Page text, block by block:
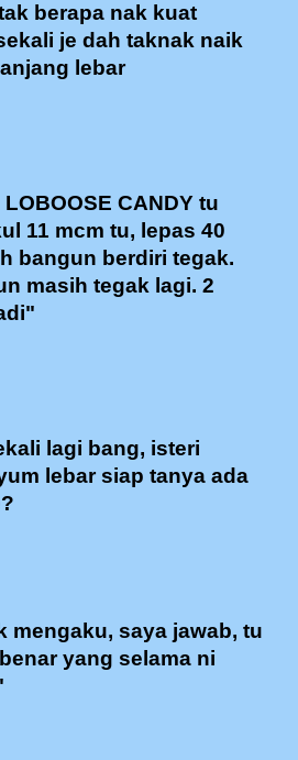
berapa nak kuat
je dah taknak naik
lebar
CANDY tu
11 mcm tu, lepas 40
bangun berdiri tegak.
masih tegak lagi. 2
lagi bang, isteri
lebar siap tanya ada
mengaku, saya jawab, tu
yang selama ni